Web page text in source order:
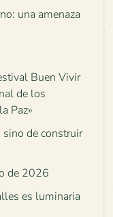
una amenaza
Buen Vivir
de los
Paz»
sino de construir
de 2026
es luminaria